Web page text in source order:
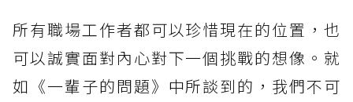
所有職場工作者都可以珍惜現在的位置，也
可以誠實面對內心對下一個挑戰的想像。就
如《一輩子的問題》中所談到的，我們不可